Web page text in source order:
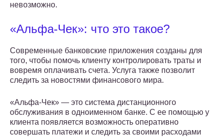
невозможно.
«Альфа-Чек»: что это такое?
Современные банковские приложения созданы для
того, чтобы помочь клиенту контролировать траты и
вовремя оплачивать счета. Услуга также позволит
следить за новостями финансового мира.
«Альфа-Чек» — это система дистанционного
обслуживания в одноименном банке. С ее помощью у
клиента появляется возможность оперативно
совершать платежи и следить за своими расходами